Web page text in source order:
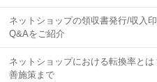
ネットショップの領収書発行/収入
Q&Aをご紹介
ネットショップにおける転換率と
善施策まで